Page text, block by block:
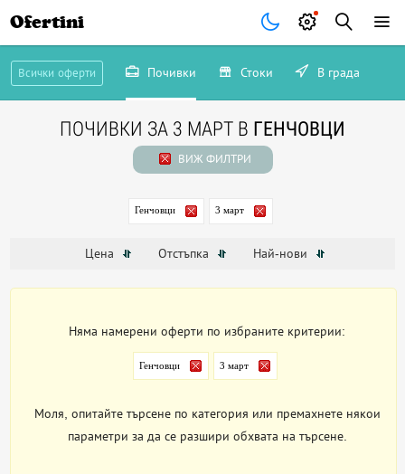
Ofertini
Всички оферти Почивки Стоки В града
ПОЧИВКИ ЗА 3 МАРТ В ГЕНЧОВЦИ
ВИЖ ФИЛТРИ
Генчовци 3 март
Цена Отстъпка Най-нови
Няма намерени оферти по избраните критерии:
Генчовци 3 март
Моля, опитайте търсене по категория или премахнете някои
параметри за да се разшири обхвата на търсене.